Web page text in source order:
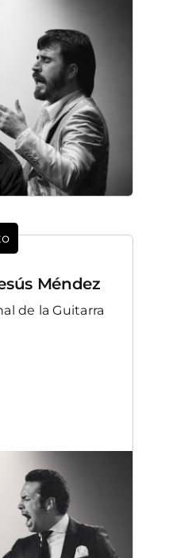
Méndez
de la Guitarra